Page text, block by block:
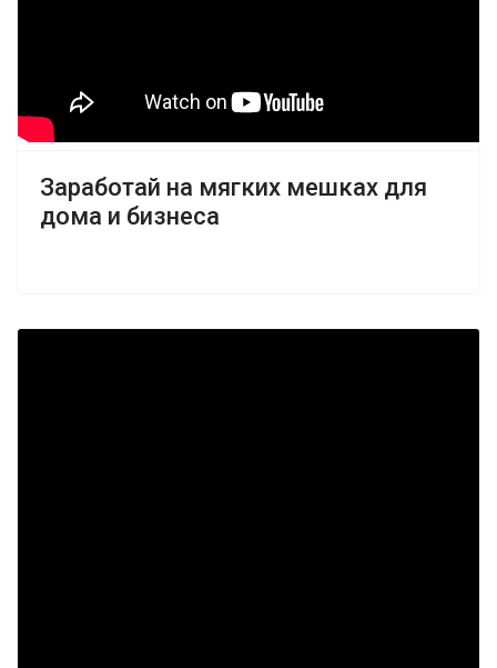
Заработай на мягких мешках для
дома и бизнеса